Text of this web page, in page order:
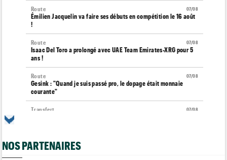
07/08
Route
Émilien Jacquelin va faire ses débuts en compétition le 16 août
!
07/08
Route
Isaac Del Toro a prolongé avec UAE Team Emirates-XRG pour 5
ans !
07/08
Route
Gesink : "Quand je suis passé pro, le dopage était monnaie
courante"
07/08
Transfert
Transfert
Lotto-Intermarché fait passer pro trois jeunes de sa formation
NOS PARTENAIRES